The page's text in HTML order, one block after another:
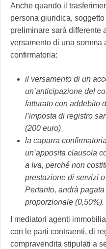
Anche quando il
persona giuridica,
preliminare sarà differente
versamento di una somma
confirmatoria:
il versamento di un
un’anticipazione del
fatturato con addebito
l’imposta di registro
(200 euro)
la caparra
un’apposita clausola
a Iva, perché non
prestazione di servizi
Pertanto, andrà
proporzionale (0,50%).
I mediatori agenti
con le parti contraenti, di
compravendita stipulati a